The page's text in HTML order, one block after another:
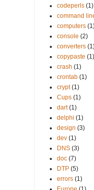
codeperls (1)
command
computers
console (2)
converters
copypaste (1)
crash (1)
crontab (1)
crypt (1)
Cups (1)
dart (1)
delphi (1)
design (3)
dev (1)
DNS (3)
doc (7)
DTP (5)
errors (1)